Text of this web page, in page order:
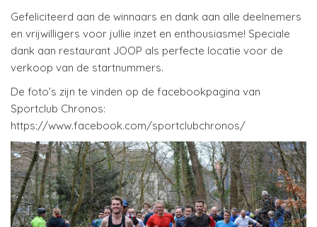
Gefeliciteerd aan de winnaars en dank aan alle deelnemers
en vrijwilligers voor jullie inzet en enthousiasme! Speciale
dank aan restaurant JOOP als perfecte locatie voor de
verkoop van de startnummers.
De foto’s zijn te vinden op de facebookpagina van
Sportclub Chronos:
https://www.facebook.com/sportclubchronos/